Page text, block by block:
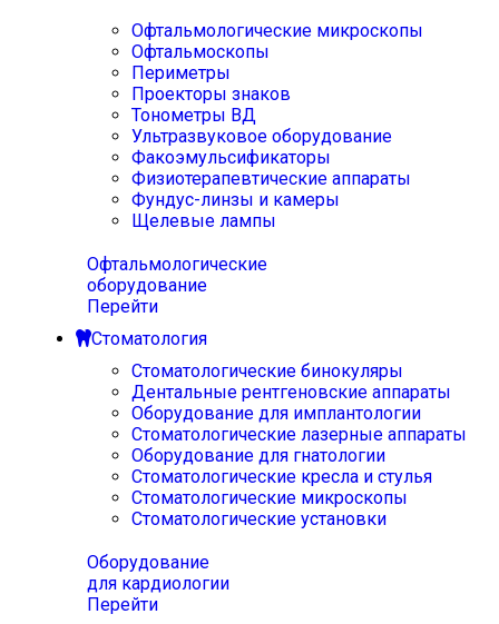
Офтальмологические микроскопы
Офтальмоскопы
Периметры
Проекторы знаков
Тонометры ВД
Ультразвуковое оборудование
Факоэмульсификаторы
Физиотерапевтические аппараты
Фундус-линзы и камеры
Щелевые лампы
Офтальмологические
оборудование
Перейти
Стоматология
Стоматологические бинокуляры
Дентальные рентгеновские аппараты
Оборудование для имплантологии
Стоматологические лазерные аппараты
Оборудование для гнатологии
Стоматологические кресла и стулья
Стоматологические микроскопы
Стоматологические установки
Оборудование
для кардиологии
Перейти